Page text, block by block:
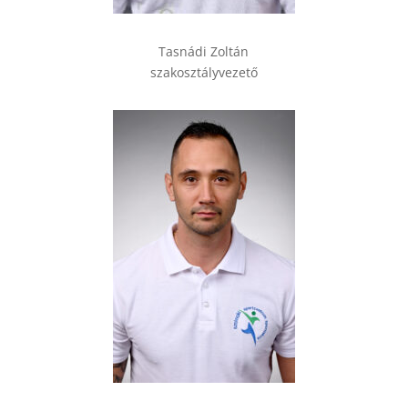
Tasnádi Zoltán
szakosztályvezető